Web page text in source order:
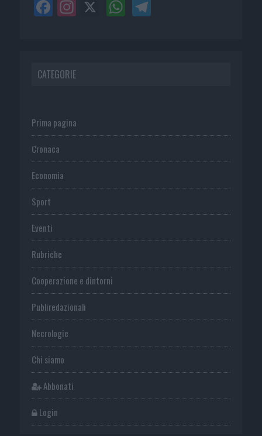
CATEGORIE
Prima pagina
Cronaca
Economia
Sport
Eventi
Rubriche
Cooperazione e dintorni
Publiredazionali
Necrologie
Chi siamo
Abbonati
Login